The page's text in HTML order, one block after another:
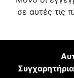
σε αυτές τις